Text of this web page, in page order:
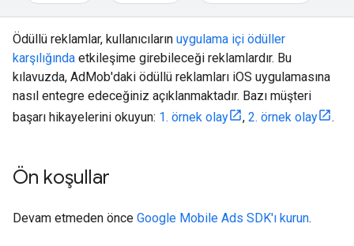
Ödüllü reklamlar, kullanıcıların uygulama içi ödüller
karşılığında etkileşime girebileceği reklamlardır. Bu
kılavuzda, AdMob'daki ödüllü reklamları iOS uygulamasına
nasıl entegre edeceğiniz açıklanmaktadır. Bazı müşteri
başarı hikayelerini okuyun: 1. örnek olay , 2. örnek olay .
Ön koşullar
Devam etmeden önce Google Mobile Ads SDK'ı kurun.